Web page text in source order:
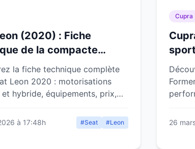
(2020) : Fiche
de la compacte
la fiche technique complète
Leon 2020 : motorisations
et hybride, équipements, prix,
à 17:48h #Seat #Leon
Cupra
26